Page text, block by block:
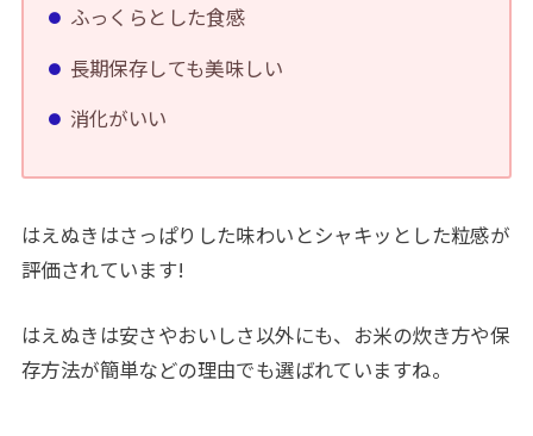
ふっくらとした食感
長期保存しても美味しい
消化がいい
はえぬきはさっぱりした味わいとシャキッとした粒感が
評価されています!
はえぬきは安さやおいしさ以外にも、お米の炊き方や保
存方法が簡単などの理由でも選ばれていますね。